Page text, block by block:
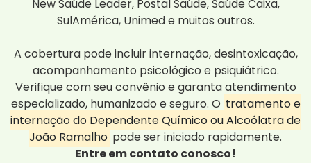
New Saúde Leader, Postal Saúde, Saúde Caixa,
SulAmérica, Unimed e muitos outros.
A cobertura pode incluir internação, desintoxicação,
acompanhamento psicológico e psiquiátrico.
Verifique com seu convênio e garanta atendimento
especializado, humanizado e seguro. O tratamento e
internação do Dependente Químico ou Alcoólatra de
João Ramalho pode ser iniciado rapidamente.
Entre em contato conosco!